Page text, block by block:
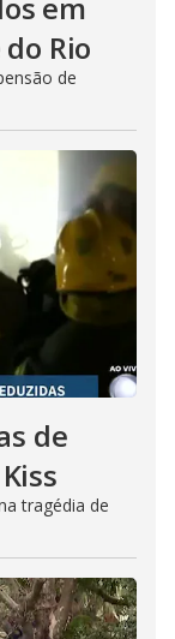
Rio
de
de
tragédia de